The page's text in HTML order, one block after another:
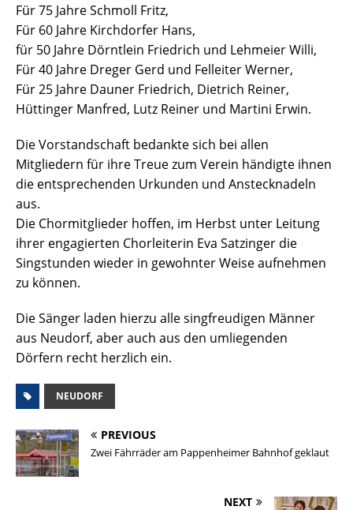
Für 75 Jahre Schmoll Fritz,
Für 60 Jahre Kirchdorfer Hans,
für 50 Jahre Dörntlein Friedrich und Lehmeier Willi,
Für 40 Jahre Dreger Gerd und Felleiter Werner,
Für 25 Jahre Dauner Friedrich, Dietrich Reiner,
Hüttinger Manfred, Lutz Reiner und Martini Erwin.
Die Vorstandschaft bedankte sich bei allen
Mitgliedern für ihre Treue zum Verein händigte ihnen
die entsprechenden Urkunden und Anstecknadeln
aus.
Die Chormitglieder hoffen, im Herbst unter Leitung
ihrer engagierten Chorleiterin Eva Satzinger die
Singstunden wieder in gewohnter Weise aufnehmen
zu können.
Die Sänger laden hierzu alle singfreudigen Männer
aus Neudorf, aber auch aus den umliegenden
Dörfern recht herzlich ein.
NEUDORF
PREVIOUS
Zwei Fährräder am Pappenheimer Bahnhof geklaut
NEXT